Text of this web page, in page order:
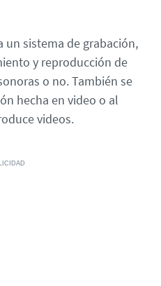
un sistema de grabación,
y reproducción de
o no. También se
hecha en video o al
videos.